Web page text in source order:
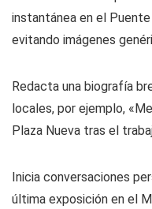
instantánea en el
evitando imágenes
Redacta una biografía
locales, por ejemplo,
Plaza Nueva tras el
Inicia conversaciones
última exposición en el